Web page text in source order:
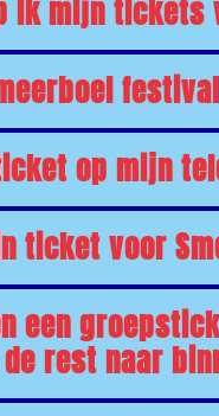
ik mijn tickets
op mijn
ticket voor
een
rest naar